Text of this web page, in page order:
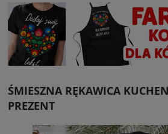
ŚMIESZNA RĘKAWICA
PREZENT